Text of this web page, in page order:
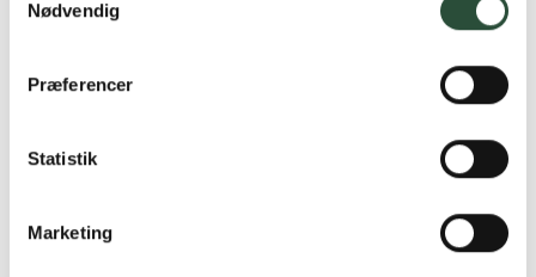
Nødvendig
Præferencer
Statistik
Marketing